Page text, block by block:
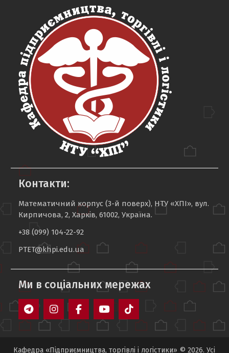
Контакти:
Математичний корпус (3-й поверх), НТУ «ХПІ», вул.
Кирпичова, 2, Харків, 61002, Україна.
+38 (099) 104-22-92
PTET@khpi.edu.ua
Ми в соцiальних мережах
Telegram InstagramFacebookYouTube TikTok
Кафедра «Підприємництва, торгівлі і логістики» © 2026. Усі